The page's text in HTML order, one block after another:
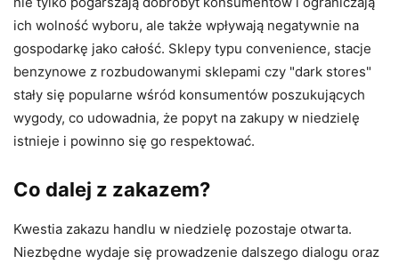
ich wolność wyboru, ale także wpływają negatywnie na
gospodarkę jako całość. Sklepy typu convenience, stacje
benzynowe z rozbudowanymi sklepami czy "dark stores"
stały się popularne wśród konsumentów poszukujących
wygody, co udowadnia, że popyt na zakupy w niedzielę
istnieje i powinno się go respektować.
Co dalej z zakazem?
Kwestia zakazu handlu w niedzielę pozostaje otwarta.
Niezbędne wydaje się prowadzenie dalszego dialogu oraz